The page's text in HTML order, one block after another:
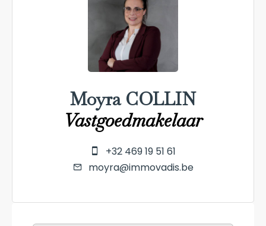
Moyra COLLIN
Vastgoedmakelaar
+32 469 19 51 61
moyra@immovadis.be